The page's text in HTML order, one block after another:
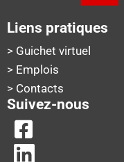
Liens pratiques
> Guichet virtuel
> Emplois
> Contacts
Suivez-nous